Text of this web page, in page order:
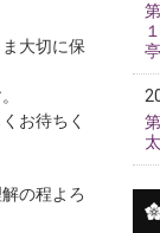
大切に保
お待ちく
の程よろ